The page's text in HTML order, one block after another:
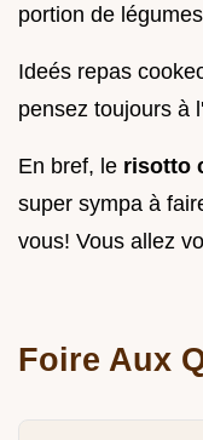
portion de
Ideés repas
pensez toujours à
En bref, le risotto
super sympa à
vous! Vous allez
Foire Aux